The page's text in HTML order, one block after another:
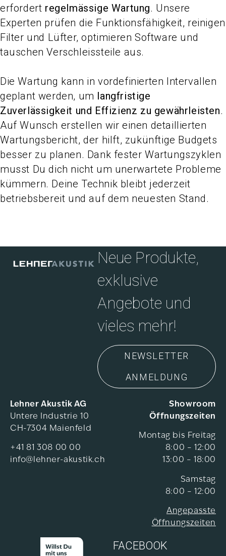
erfordert regelmässige Wartung. Unsere
Experten prüfen die Funktionsfähigkeit, reinigen
Filter und Lüfter, optimieren Software und
tauschen Verschleissteile aus.
Die Wartung kann in vordefinierten Intervallen
geplant werden, um langfristige
Zuverlässigkeit und Effizienz zu gewährleisten.
Auf Wunsch erstellen wir einen detaillierten
Wartungsbericht, der hilft, zukünftige Budgets
besser zu planen. Dank fester Wartungszyklen
musst Du dich nicht um unerwartete Probleme
kümmern. Deine Technik bleibt jederzeit
betriebsbereit und auf dem neuesten Stand.
Neue Produkte,
exklusive
Angebote und
vieles mehr!
NEWSLETTER
ANMELDUNG
Lehner Akustik AG
Untere Industrie 10
CH-7304 Maienfeld
+41 81 308 00 00
info@lehner-akustik.ch
Showroom
Öffnungszeiten
Montag bis Freitag
8:00 – 12:00
13:00 – 18:00
Samstag
8:00 – 12:00
Angepasste
Öffnungszeiten
FACEBOOK